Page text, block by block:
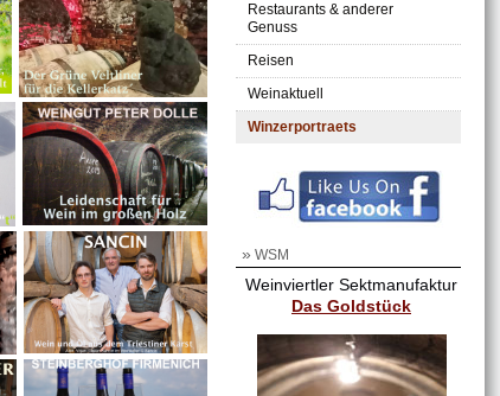
Restaurants & anderer
Genuss
Reisen
Weinaktuell
Winzerportraets
» WSM
Weinviertler Sektmanufaktur
Das Goldstück